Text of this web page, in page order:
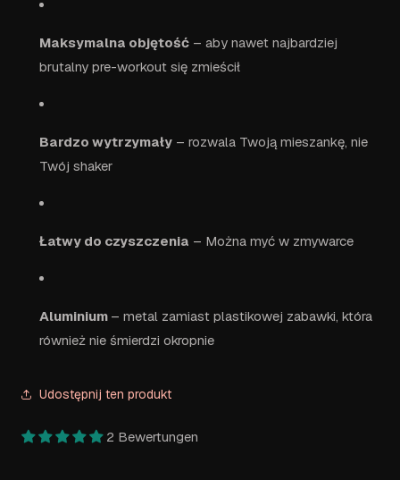
Maksymalna objętość – aby nawet najbardziej
brutalny pre-workout się zmieścił
Bardzo wytrzymały – rozwala Twoją mieszankę, nie
Twój shaker
Łatwy do czyszczenia – Można myć w zmywarce
Aluminium – metal zamiast plastikowej zabawki, która
również nie śmierdzi okropnie
Udostępnij ten produkt
2 Bewertungen